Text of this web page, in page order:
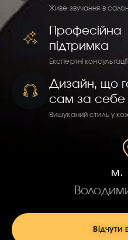
Живе звучання в
Професійна
підтримка
Експертні консультації
Дизайн, що
сам за себе
Вишуканий стиль у
м.
Відчути